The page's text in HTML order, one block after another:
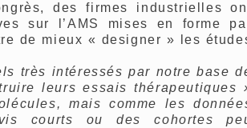
des firmes industrielles
sur l’AMS mises en forme
de mieux « designer » les
très intéressés par notre base
leurs essais thérapeutiques
mais comme les
courts ou des cohortes